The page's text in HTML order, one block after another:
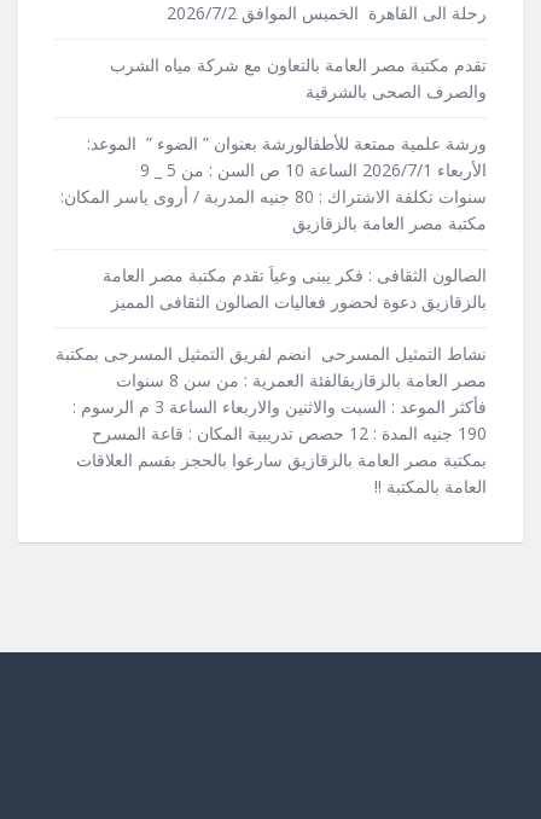
رحلة الى القاهرة الخميس الموافق 2026/7/2
تقدم مكتبة مصر العامة بالتعاون مع شركة مياه الشرب
والصرف الصحى بالشرقية
ورشة علمية ممتعة للأطفالورشة بعنوان ” الضوء ” الموعد:
الأربعاء 2026/7/1 الساعة 10 ص السن : من 5 _ 9
سنوات تكلفة الاشتراك : 80 جنيه المدربة / أروى ياسر المكان:
مكتبة مصر العامة بالزقازيق
الصالون الثقافى : فكر يبنى وعياَ تقدم مكتبة مصر العامة
بالزقازيق دعوة لحضور فعاليات الصالون الثقافى المميز
نشاط التمثيل المسرحى انضم لفريق التمثيل المسرحى بمكتبة
مصر العامة بالزقازيقالفئة العمرية : من سن 8 سنوات
فأكثر الموعد : السبت والاثنين والاربعاء الساعة 3 م الرسوم :
190 جنيه المدة : 12 حصص تدريبية المكان : قاعة المسرح
بمكتبة مصر العامة بالزقازيق سارعوا بالحجز بقسم العلاقات
العامة بالمكتبة !!